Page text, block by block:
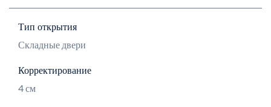
Тип открытия
Складные двери
Корректирование
4 см